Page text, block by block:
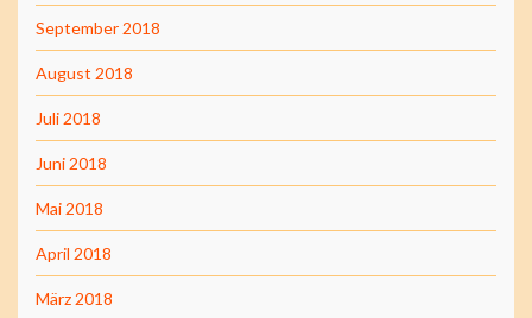
September 2018
August 2018
Juli 2018
Juni 2018
Mai 2018
April 2018
März 2018